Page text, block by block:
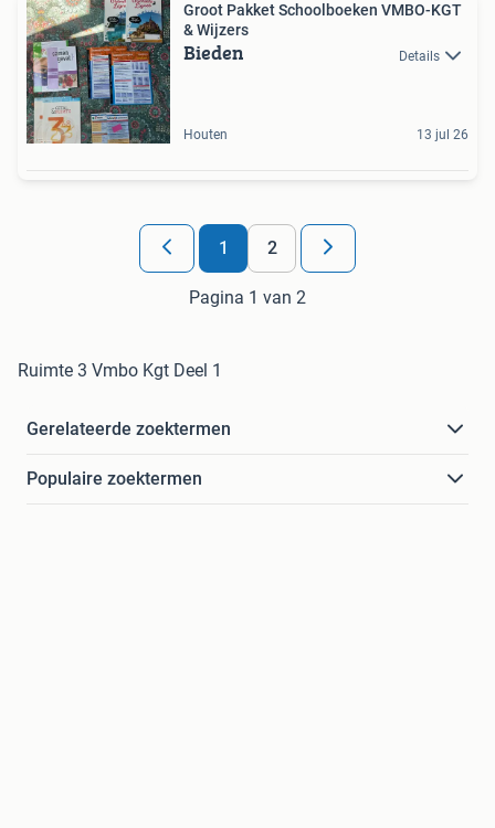
Groot Pakket Schoolboeken VMBO-KGT
& Wijzers
Bieden Details
Houten 13 jul 26
1 2
Pagina 1 van 2
Ruimte 3 Vmbo Kgt Deel 1
Gerelateerde zoektermen
Populaire zoektermen